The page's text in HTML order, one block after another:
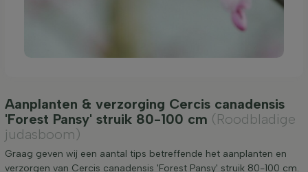
Aanplanten & verzorging Cercis canadensis
'Forest Pansy' struik 80-100 cm (Roodbladige
judasboom)
Graag geven wij een aantal tips betreffende het aanplanten en
verzorgen van Cercis canadensis 'Forest Pansy' struik 80-100 cm.